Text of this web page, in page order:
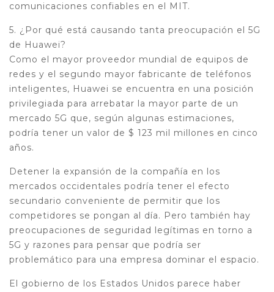
comunicaciones confiables en el MIT.
5. ¿Por qué está causando tanta preocupación el 5G
de Huawei?
Como el mayor proveedor mundial de equipos de
redes y el segundo mayor fabricante de teléfonos
inteligentes, Huawei se encuentra en una posición
privilegiada para arrebatar la mayor parte de un
mercado 5G que, según algunas estimaciones,
podría tener un valor de $ 123 mil millones en cinco
años.
Detener la expansión de la compañía en los
mercados occidentales podría tener el efecto
secundario conveniente de permitir que los
competidores se pongan al día. Pero también hay
preocupaciones de seguridad legítimas en torno a
5G y razones para pensar que podría ser
problemático para una empresa dominar el espacio.
El gobierno de los Estados Unidos parece haber